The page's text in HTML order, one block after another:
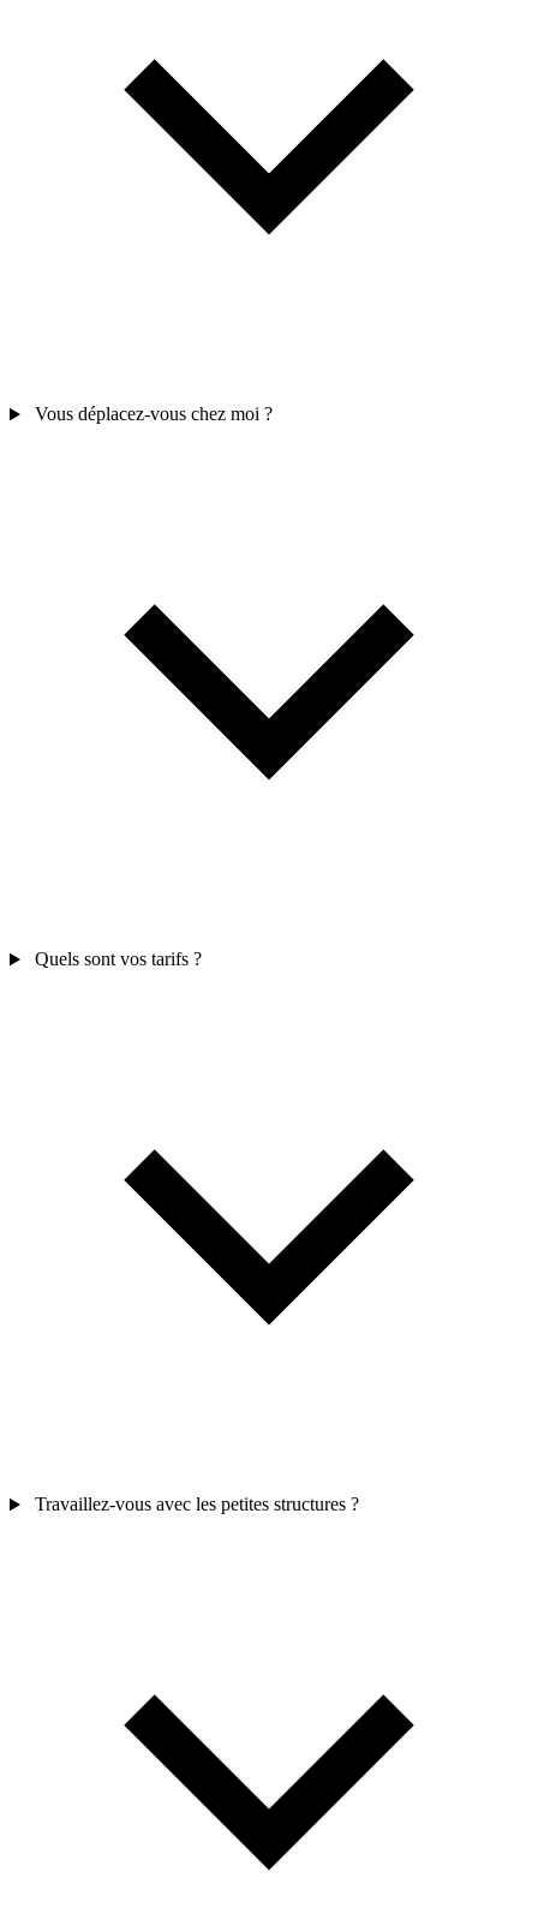
Vous déplacez-vous chez moi ?
Quels sont vos tarifs ?
Travaillez-vous avec les petites structures ?